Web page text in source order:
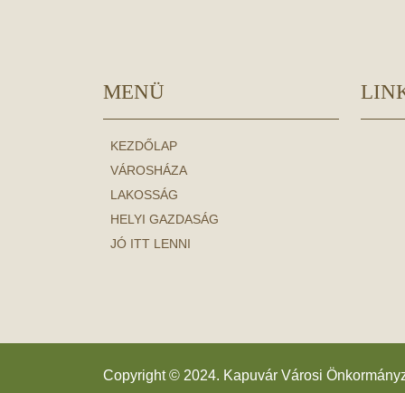
MENÜ
KEZDŐLAP
VÁROSHÁZA
LAKOSSÁG
HELYI GAZDASÁG
JÓ ITT LENNI
Copyright © 2024. Kapuvár Városi